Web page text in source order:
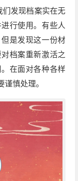
们发现档案实在无
行使用。有些人
是发现这一份材
档案重新激活之
在面对各种各样
慎处理。